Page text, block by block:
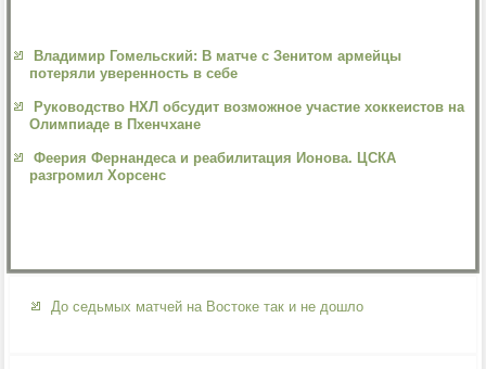
Владимир Гомельский: В матче с Зенитом армейцы
потеряли уверенность в себе
Руководство НХЛ обсудит возможное участие хоккеистов на
Олимпиаде в Пхенчхане
Феерия Фернандеса и реабилитация Ионова. ЦСКА
разгромил Хорсенс
До седьмых матчей на Востоке так и не дошло